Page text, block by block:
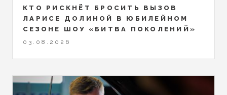
КТО РИСКНЁТ БРОСИТЬ ВЫЗОВ
ЛАРИСЕ ДОЛИНОЙ В ЮБИЛЕЙНОМ
СЕЗОНЕ ШОУ «БИТВА ПОКОЛЕНИЙ»
03.08.2026